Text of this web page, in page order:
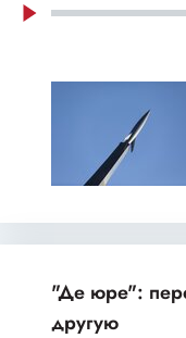
"Де юре":
другую